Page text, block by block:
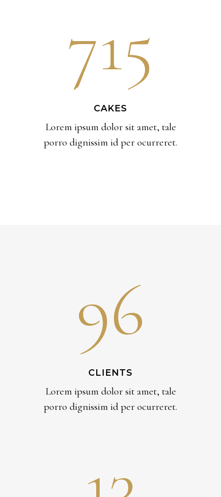
715
CAKES
Lorem ipsum dolor sit amet, tale
porro dignissim id per ocurreret.
96
CLIENTS
Lorem ipsum dolor sit amet, tale
porro dignissim id per ocurreret.